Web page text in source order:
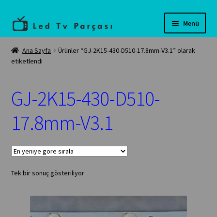
Dolaşıma
geç
İçeriğe
geç
Menü
Anasayfa
Tüm Ürünler
İletişim
Banka Bilgilerimiz
Ana Sayfa
Ürünler “GJ-2K15-430-D510-17.8mm-V3.1” olarak
etiketlendi
GJ-2K15-430-D510-
17.8mm-V3.1
Tek bir sonuç gösteriliyor